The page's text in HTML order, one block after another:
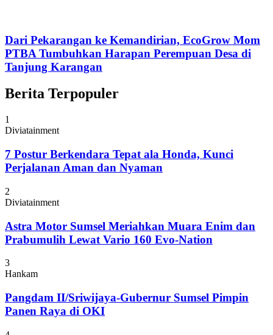
Dari Pekarangan ke Kemandirian, EcoGrow Mom
PTBA Tumbuhkan Harapan Perempuan Desa di
Tanjung Karangan
Berita Terpopuler
1
Diviatainment
7 Postur Berkendara Tepat ala Honda, Kunci
Perjalanan Aman dan Nyaman
2
Diviatainment
Astra Motor Sumsel Meriahkan Muara Enim dan
Prabumulih Lewat Vario 160 Evo-Nation
3
Hankam
Pangdam II/Sriwijaya-Gubernur Sumsel Pimpin
Panen Raya di OKI